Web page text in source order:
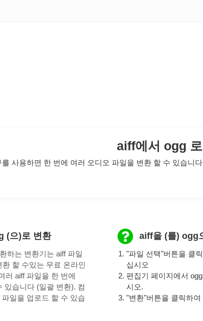
aiff에서 ogg 로
사용하면 한 번에 여러 오디오 파일을 변환 할 수 있습니
(으)로 변환
하는 변환기는 aiff 파일
할 수있는 무료 온라인
러 aiff 파일을 한 번에
있습니다 (일괄 변환). 컴
일을 업로드 할 수 있습
aiff을 (를) ogg
"파일 선택"버튼을 클
십시오
편집기 페이지에서
시오.
"변환"버튼을 클릭하